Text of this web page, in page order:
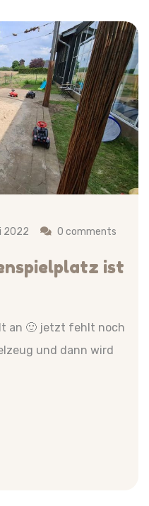
2022 0 comments
ist
an 🙂 jetzt fehlt noch
und dann wird